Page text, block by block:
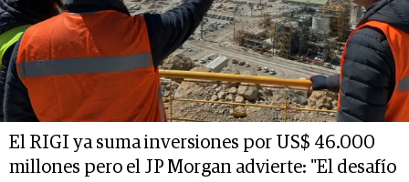
El RIGI ya suma inversiones por US$ 46.000
millones pero el JP Morgan advierte: "El desafío